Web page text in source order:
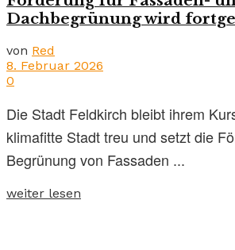
Dachbegrünung wird
von Red
8. Februar 2026
0
Die Stadt Feldkirch bleibt ihrem
klimafitte Stadt treu und setzt die
Begrünung von Fassaden ...
weiter lesen